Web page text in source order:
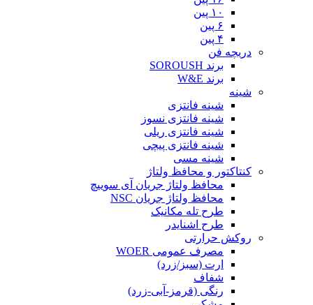
۱۰ پین
۶ پین
۴ پین
دریچه فن
برند SOROUSH
برند W&E
شینه
شینه فانتزی
شینه فانتزی نسوز
شینه فانتزی ریلی
شینه فانتزی پیچی
شینه مسی
کنتاکتور و محافظ ولتاژ
محافظ ولتاژ جریان آی سوییچ
محافظ ولتاژ جریان NSC
طرح تله مکانیک
طرح اشنایدر
روکش حرارتی
مصرف عمومی WOER
ارت (سبز/زرد)
شفاف
رنگی (قرمز-آبی-زرد)